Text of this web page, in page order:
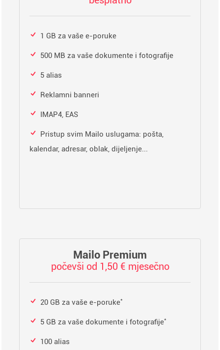
1 GB za vaše e-poruke
500 MB za vaše dokumente i fotografije
5 alias
Reklamni banneri
IMAP4, EAS
Pristup svim Mailo uslugama: pošta,
kalendar, adresar, oblak, dijeljenje...
Mailo Premium
počevši od 1,50 € mjesečno
20 GB za vaše e-poruke*
5 GB za vaše dokumente i fotografije*
100 alias